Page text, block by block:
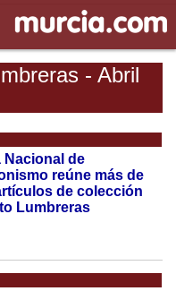
- Abril
Nacional de
reúne más de
de colección
Lumbreras